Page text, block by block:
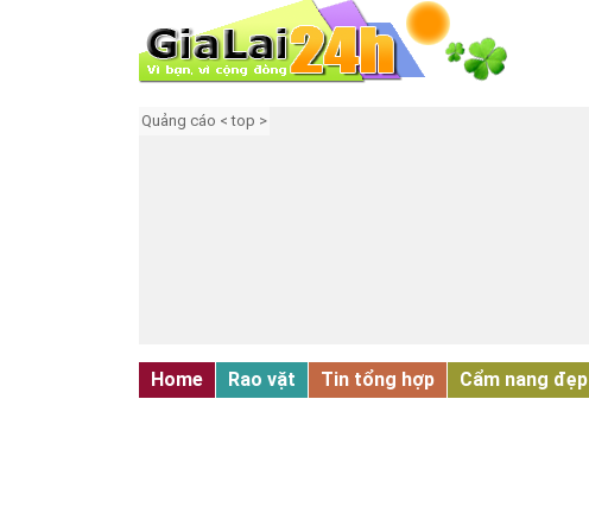
Quảng cáo < top >
Home Rao vặt Tin tổng hợp Cẩm nang đẹp